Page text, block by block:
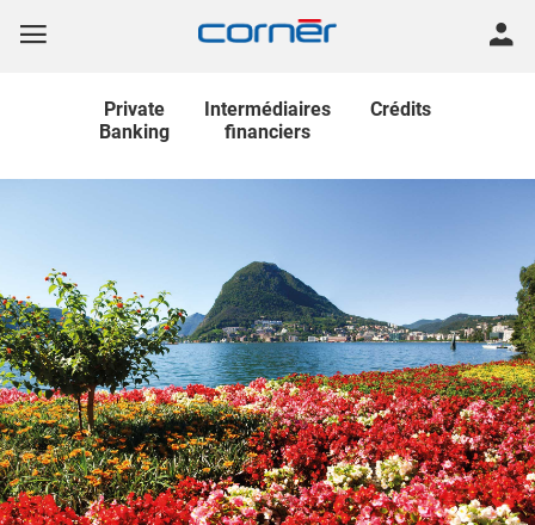
Private
Banking
Intermédiaires
financiers
Crédits